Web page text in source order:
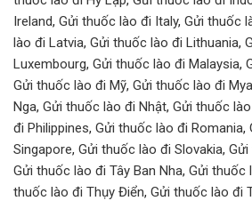
Ireland, Gửi thuốc lào đi Italy, Gửi thuốc
lào đi Latvia, Gửi thuốc lào đi Lithuania,
Luxembourg, Gửi thuốc lào đi Malaysia,
Gửi thuốc lào đi Mỹ, Gửi thuốc lào đi
Nga, Gửi thuốc lào đi Nhật, Gửi thuốc
đi Philippines, Gửi thuốc lào đi Romania,
Singapore, Gửi thuốc lào đi Slovakia, Gửi
Gửi thuốc lào đi Tây Ban Nha, Gửi thuốc
thuốc lào đi Thụy Điển, Gửi thuốc lào đi